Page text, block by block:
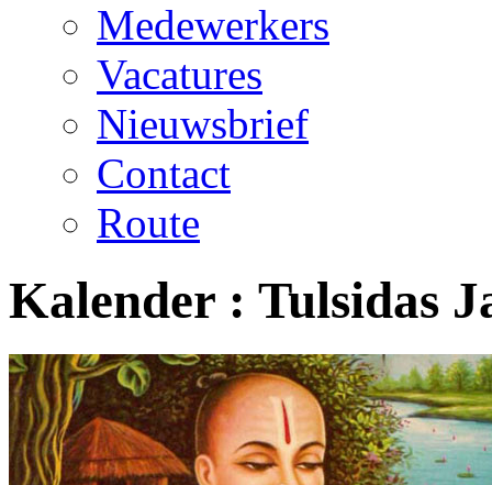
Medewerkers
Vacatures
Nieuwsbrief
Contact
Route
Kalender : Tulsidas